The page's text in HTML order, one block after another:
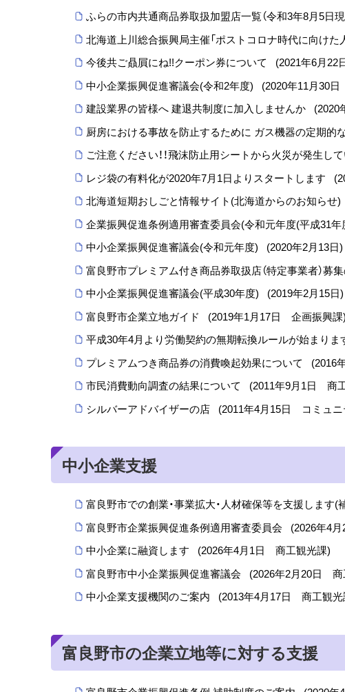
ふらの市内共通商品券取扱加盟店一覧（令和3年8月5日現
北海道上川総合振興局主催「ポストコロナ時代に向けた
今後共ご贔屓にね!!クーポン券について
(2021年6月22
中小企業振興促進審議会(令和2年度)
(2020年11月30日
建設業界の皆様へ 建退共制度に加入しませんか
(2020
厨房における事故を防止するために ガス機器の定期的
ご注意ください！！飛沫防止用シートから火災が発生し
レジ袋の有料化が2020年7月1日よりスタートします
(
北海道短期おしごと情報サイト(北海道からのお知らせ)
企業振興促進条例適用審査委員会(令和元年度(平成31年
中小企業振興促進審議会(令和元年度)
(2020年2月13日)
富良野市プレミアム付き商品券取扱店（特定事業者）募
中小企業振興促進審議会(平成30年度)
(2019年2月15日)
富良野市企業立地ガイド
(2019年1月17日 企画振興課)
平成30年4月より労働契約の無期転換ルールが始まりま
プレミアムつき商品券の消費喚起効果について
(2016
市民消費動向調査の結果について
(2011年9月1日 商
シルバーアドバイザーの店
(2011年4月15日 コミュ
中小企業支援
富良野市での創業・事業拡大・人材確保等を支援します(
富良野市企業振興促進条例適用審査委員会
(2026年4月
中小企業に融資します
(2026年4月1日 商工観光課)
富良野市中小企業振興促進審議会
(2026年2月20日 商
中小企業支援機関のご案内
(2013年4月17日 商工観光
富良野市の企業立地等に対する支援